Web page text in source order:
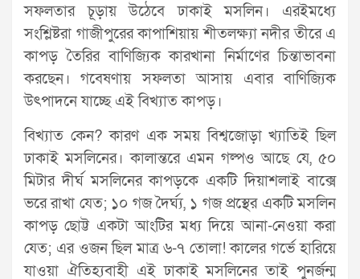
সফলতার চূড়ায় উঠেবে ঢাকাই মসলিন। এরইমধ্যে
সংশ্লিষ্টরা গাজীপুরের কাপাশিয়ায় শীতলক্ষ্যা নদীর তীরে এ
কাপড় তৈরির বাণিজ্যিক কারখানা নির্মাণের চিন্তাভাবনা
করছেন। গবেষণায় সফলতা আসায় এবার বাণিজ্যিক
উৎপাদনে যাচ্ছে এই বিখ্যাত কাপড়।
বিখ্যাত কেন? কারণ এক সময় বিশ্বজোড়া খ্যাতিই ছিল
ঢাকাই মসলিনের। কালান্তরে এমন গল্পও আছে যে, ৫০
মিটার দীর্ঘ মসলিনের কাপড়কে একটি দিয়াশলাই বাক্সে
ভরে রাখা যেত; ১০ গজ দৈর্ঘ্য, ১ গজ প্রস্থের একটি মসলিন
কাপড় ছোট্ট একটা আংটির মধ্য দিয়ে আনা-নেওয়া করা
যেত; এর ওজন ছিল মাত্র ৬-৭ তোলা! কালের গর্ভে হারিয়ে
যাওয়া ঐতিহ্যবাহী এই ঢাকাই মসলিনের তাই পুনর্জন্ম